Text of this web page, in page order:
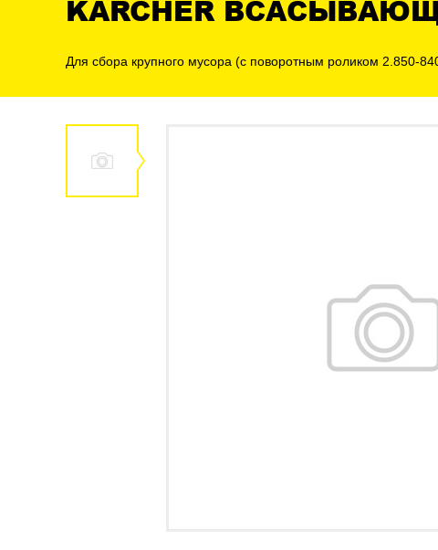
KARCHER
Для сбора крупного мусора (с поворотным роликом 2.850-